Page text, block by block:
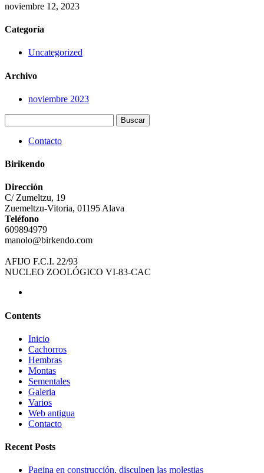
noviembre 12, 2023
Categoría
Uncategorized
Archivo
noviembre 2023
Contacto
Birikendo
Dirección
C/ Zumeltzu, 19
Zuemeltzu-Vitoria, 01195 Alava
Teléfono
609894979
manolo@birkendo.com
AFIJO F.C.I. 22/93
NUCLEO ZOOLÓGICO VI-83-CAC
Contents
Inicio
Cachorros
Hembras
Montas
Sementales
Galeria
Varios
Web antigua
Contacto
Recent Posts
Pagina en construcción, disculpen las molestias